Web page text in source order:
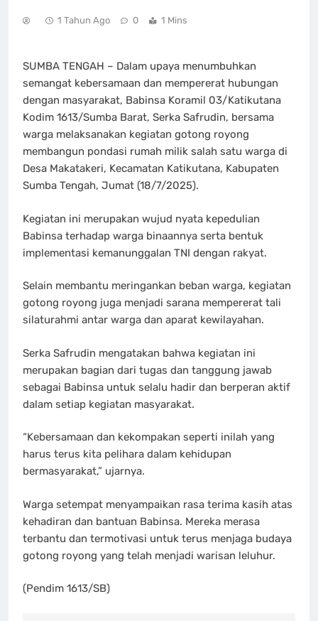
1 Tahun Ago 0 1 Mins
SUMBA TENGAH – Dalam upaya menumbuhkan
semangat kebersamaan dan mempererat hubungan
dengan masyarakat, Babinsa Koramil 03/Katikutana
Kodim 1613/Sumba Barat, Serka Safrudin, bersama
warga melaksanakan kegiatan gotong royong
membangun pondasi rumah milik salah satu warga di
Desa Makatakeri, Kecamatan Katikutana, Kabupaten
Sumba Tengah, Jumat (18/7/2025).
Kegiatan ini merupakan wujud nyata kepedulian
Babinsa terhadap warga binaannya serta bentuk
implementasi kemanunggalan TNI dengan rakyat.
Selain membantu meringankan beban warga, kegiatan
gotong royong juga menjadi sarana mempererat tali
silaturahmi antar warga dan aparat kewilayahan.
Serka Safrudin mengatakan bahwa kegiatan ini
merupakan bagian dari tugas dan tanggung jawab
sebagai Babinsa untuk selalu hadir dan berperan aktif
dalam setiap kegiatan masyarakat.
“Kebersamaan dan kekompakan seperti inilah yang
harus terus kita pelihara dalam kehidupan
bermasyarakat,” ujarnya.
Warga setempat menyampaikan rasa terima kasih atas
kehadiran dan bantuan Babinsa. Mereka merasa
terbantu dan termotivasi untuk terus menjaga budaya
gotong royong yang telah menjadi warisan leluhur.
(Pendim 1613/SB)